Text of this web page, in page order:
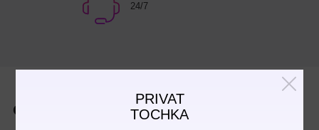
PRIVAT
TOCHKA
24/7
Отзывы